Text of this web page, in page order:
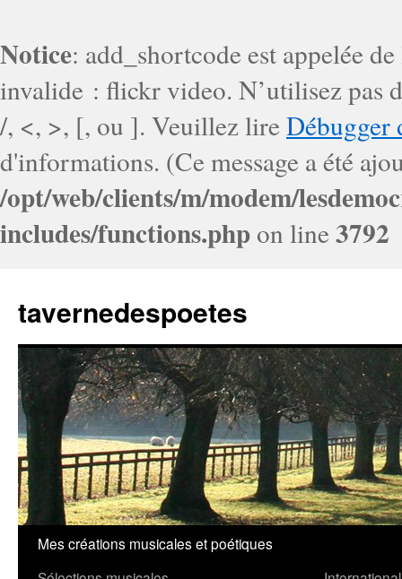
Notice: add_shortcode est appelée
invalide : flickr video. N’utilisez pas
/, <, >, [, ou ]. Veuillez lireDébugger
d'informations. (Ce message a été
/opt/web/clients/m/modem/
includes/functions.php on line3792
tavernedespoetes
Aller
Mes créations musicales et poétiques